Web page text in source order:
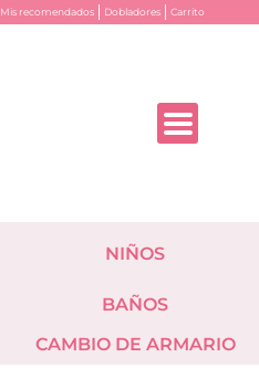
Mis recomendados Dobladores Carrito
NIÑOS
BAÑOS
CAMBIO DE ARMARIO